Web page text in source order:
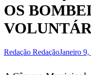
OS
Redação RedaçãoJaneiro